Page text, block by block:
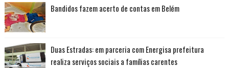
Bandidos fazem acerto de contas em Belém
Duas Estradas: em parceria com Energisa prefeitura
realiza serviços sociais a famílias carentes